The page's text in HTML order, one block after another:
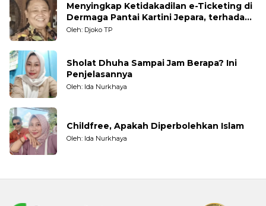
Menyingkap Ketidakadilan e-Ticketing di
Dermaga Pantai Kartini Jepara, terhadap
Nelayan Tradisional
Oleh: Djoko TP
Sholat Dhuha Sampai Jam Berapa? Ini
Penjelasannya
Oleh: Ida Nurkhaya
Childfree, Apakah Diperbolehkan Islam
Oleh: Ida Nurkhaya